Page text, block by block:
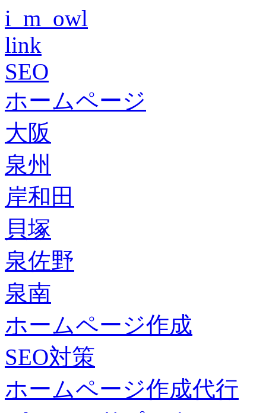
i_m_owl
link
SEO
ホームページ
大阪
泉州
岸和田
貝塚
泉佐野
泉南
ホームページ作成
SEO対策
ホームページ作成代行